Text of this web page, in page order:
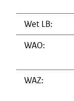
Wet LB:
WAO:
WAZ: